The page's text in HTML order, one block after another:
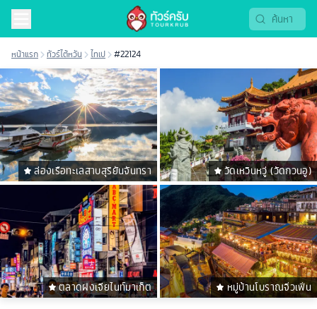
หน้าแรก ทัวร์ไต้หวัน ไทเป #22124
ล่องเรือทะเลสาบสุริยันจันทรา วัดเหวินหวู่ (วัดกวนอู)
ตลาดฝงเจียไนท์มาเก็ต หมู่บ้านโบราณจิ่วเฟิ่น